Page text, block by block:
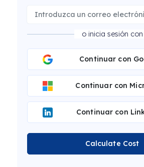
o inicia sesión con
Continuar con
Continuar con
Continuar con
Calculate Cost